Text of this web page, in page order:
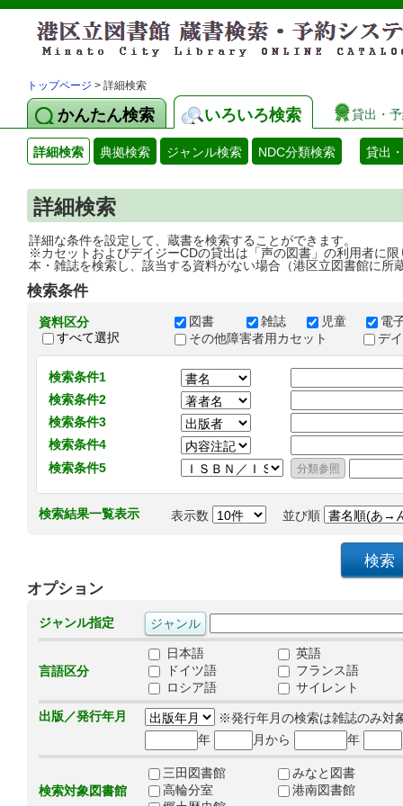
トップページ > 詳細検索
かんたん検索 いろいろ検索 貸出・
詳細検索 典拠検索 ジャンル検索 NDC分類検索 貸出
詳細検索
詳細な条件を設定して、蔵書を検索することができます。
※カセットおよびデイジーCDの貸出は「声の図書」の利用者に限
本・雑誌を検索し、該当する資料がない場合（港区立図書館に所
検索条件
資料区分
すべて選択
図書 雑誌 児童
電
その他障害者用カセット
デ
検索条件1
検索条件2
検索条件3
検索条件4
検索条件5
検索結果一覧表示 表示数 並び順
オプション
ジャンル指定
言語区分
日本語
英語
ドイツ語
フランス語
ロシア語
サイレント
出版／発行年月
※発行年月の検索は雑誌のみ対
年
月から 年
検索対象図書館
三田図書館
みなと図書
高輪分室
港南図書館